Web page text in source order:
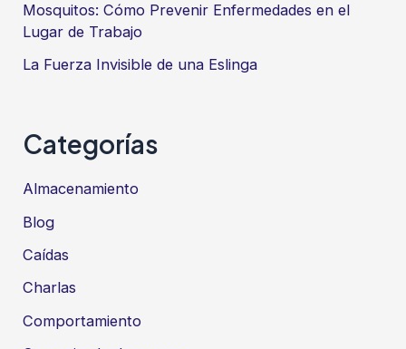
seguridad
salud
trabajo
y
seguridad
de
procesos
Mosquitos: Cómo Prevenir Enfermedades en el
Lugar de Trabajo
La Fuerza Invisible de una Eslinga
Categorías
Almacenamiento
Blog
Caídas
Charlas
Comportamiento